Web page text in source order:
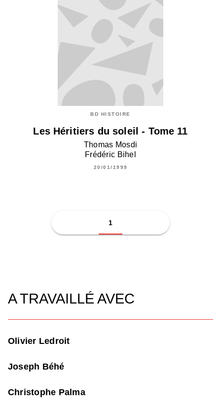
BD HISTOIRE
Les Héritiers du soleil - Tome 11
Thomas Mosdi
Frédéric Bihel
20/01/1999
1
A TRAVAILLÉ AVEC
Olivier Ledroit
Joseph Béhé
Christophe Palma